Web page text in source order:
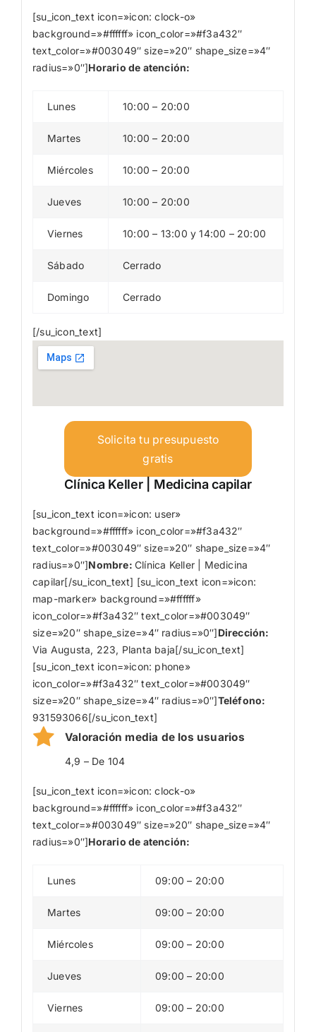
[su_icon_text icon=»icon: clock-o»
background=»#ffffff» icon_color=»#f3a432″
text_color=»#003049″ size=»20″ shape_size=»4″
radius=»0″]Horario de atención:
Lunes 10:00 – 20:00
Martes 10:00 – 20:00
Miércoles 10:00 – 20:00
Jueves 10:00 – 20:00
Viernes 10:00 – 13:00 y 14:00 – 20:00
Sábado Cerrado
Domingo Cerrado
[/su_icon_text]
Solicita tu presupuesto
gratis
Clínica Keller | Medicina capilar
[su_icon_text icon=»icon: user»
background=»#ffffff» icon_color=»#f3a432″
text_color=»#003049″ size=»20″ shape_size=»4″
radius=»0″]Nombre: Clínica Keller | Medicina
capilar[/su_icon_text] [su_icon_text icon=»icon:
map-marker» background=»#ffffff»
icon_color=»#f3a432″ text_color=»#003049″
size=»20″ shape_size=»4″ radius=»0″]Dirección:
Via Augusta, 223, Planta baja[/su_icon_text]
[su_icon_text icon=»icon: phone»
icon_color=»#f3a432″ text_color=»#003049″
size=»20″ shape_size=»4″ radius=»0″]Teléfono:
931593066[/su_icon_text]
Valoración media de los usuarios
4,9 – De 104
[su_icon_text icon=»icon: clock-o»
background=»#ffffff» icon_color=»#f3a432″
text_color=»#003049″ size=»20″ shape_size=»4″
radius=»0″]Horario de atención:
Lunes 09:00 – 20:00
Martes 09:00 – 20:00
Miércoles 09:00 – 20:00
Jueves 09:00 – 20:00
Viernes 09:00 – 20:00